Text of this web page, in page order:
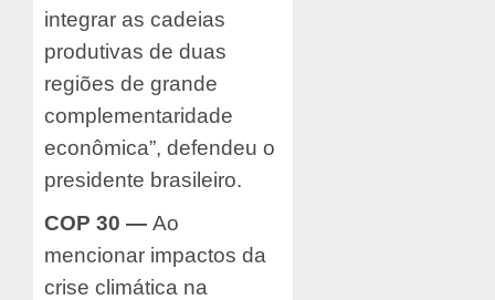
integrar as cadeias
produtivas de duas
regiões de grande
complementaridade
econômica”, defendeu o
presidente brasileiro.
COP 30 — Ao
mencionar impactos da
crise climática na